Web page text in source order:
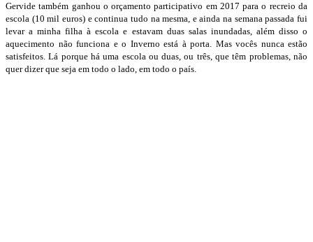
Gervide também ganhou o orçamento participativo em 2017 para o recreio da
escola (10 mil euros) e continua tudo na mesma, e ainda na semana passada fui
levar a minha filha à escola e estavam duas salas inundadas, além disso o
aquecimento não funciona e o Inverno está à porta. Mas vocês nunca estão
satisfeitos. Lá porque há uma escola ou duas, ou três, que têm problemas, não
quer dizer que seja em todo o lado, em todo o país.